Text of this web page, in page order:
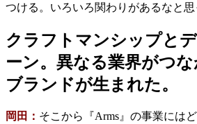
つける。いろいろ関わりがあるなと思
クラフトマンシップと
ーン。異なる業界がつな
ブランドが生まれた。
岡田： そこから『Arms』の事業には